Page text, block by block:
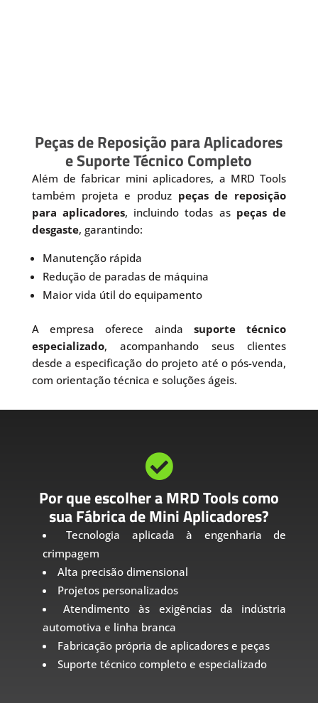
Peças de Reposição para Aplicadores
e Suporte Técnico Completo
Além de fabricar mini aplicadores, a MRD Tools
também projeta e produz peças de reposição
para aplicadores, incluindo todas as peças de
desgaste, garantindo:
Manutenção rápida
Redução de paradas de máquina
Maior vida útil do equipamento
A empresa oferece ainda suporte técnico
especializado, acompanhando seus clientes
desde a especificação do projeto até o pós-venda,
com orientação técnica e soluções ágeis.

Por que escolher a MRD Tools como
sua Fábrica de Mini Aplicadores?
Tecnologia aplicada à engenharia de
crimpagem
Alta precisão dimensional
Projetos personalizados
Atendimento às exigências da indústria
automotiva e linha branca
Fabricação própria de aplicadores e peças
Suporte técnico completo e especializado